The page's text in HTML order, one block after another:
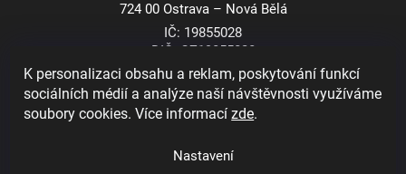
K personalizaci obsahu a reklam, poskytování funkcí
sociálních médií a analýze naší návštěvnosti využíváme
soubory cookies. Více informacízde.
Nastavení
724 00 Ostrava – Nová Bělá
IČ: 19855028
DIČ: CZ19855028
Dioptrické ochranné brýle